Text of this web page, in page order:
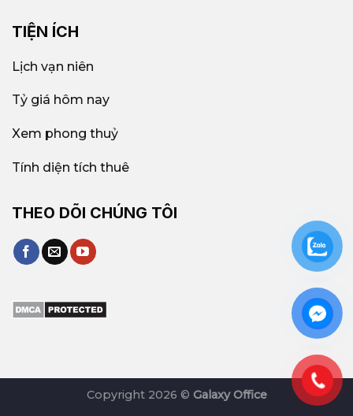
TIỆN ÍCH
Lịch vạn niên
Tỷ giá hôm nay
Xem phong thuỷ
Tính diện tích thuê
THEO DÕI CHÚNG TÔI
Copyright 2026 © Galaxy Office